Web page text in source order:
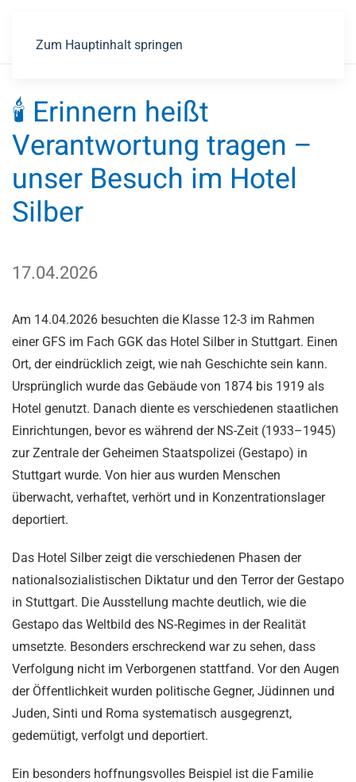
Zum Hauptinhalt springen
🕯️️ Erinnern️ heißt️
Verantwortung️ tragen️ –️
unser️ Besuch️ im️ Hotel️
Silber
17.04.2026
Am 14.04.2026 besuchten die Klasse 12-3 im Rahmen
einer GFS im Fach GGK das Hotel Silber in Stuttgart. Einen
Ort, der eindrücklich zeigt, wie nah Geschichte sein kann.
Ursprünglich wurde das Gebäude von 1874 bis 1919 als
Hotel genutzt. Danach diente es verschiedenen staatlichen
Einrichtungen, bevor es während der NS-Zeit (1933–1945)
zur Zentrale der Geheimen Staatspolizei (Gestapo) in
Stuttgart wurde. Von hier aus wurden Menschen
überwacht, verhaftet, verhört und in Konzentrationslager
deportiert.
Das Hotel Silber zeigt die verschiedenen Phasen der
nationalsozialistischen Diktatur und den Terror der Gestapo
in Stuttgart. Die Ausstellung machte deutlich, wie die
Gestapo das Weltbild des NS-Regimes in der Realität
umsetzte. Besonders erschreckend war zu sehen, dass
Verfolgung nicht im Verborgenen stattfand. Vor den Augen
der Öffentlichkeit wurden politische Gegner, Jüdinnen und
Juden, Sinti und Roma systematisch ausgegrenzt,
gedemütigt, verfolgt und deportiert.
Ein besonders hoffnungsvolles Beispiel ist die Familie